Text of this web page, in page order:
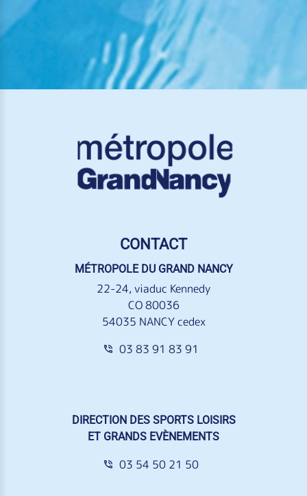
CONTACT
MÉTROPOLE DU GRAND NANCY
22-24, viaduc Kennedy
CO 80036
54035 NANCY cedex
03 83 91 83 91
DIRECTION DES SPORTS LOISIRS
ET GRANDS EVÈNEMENTS
03 54 50 21 50